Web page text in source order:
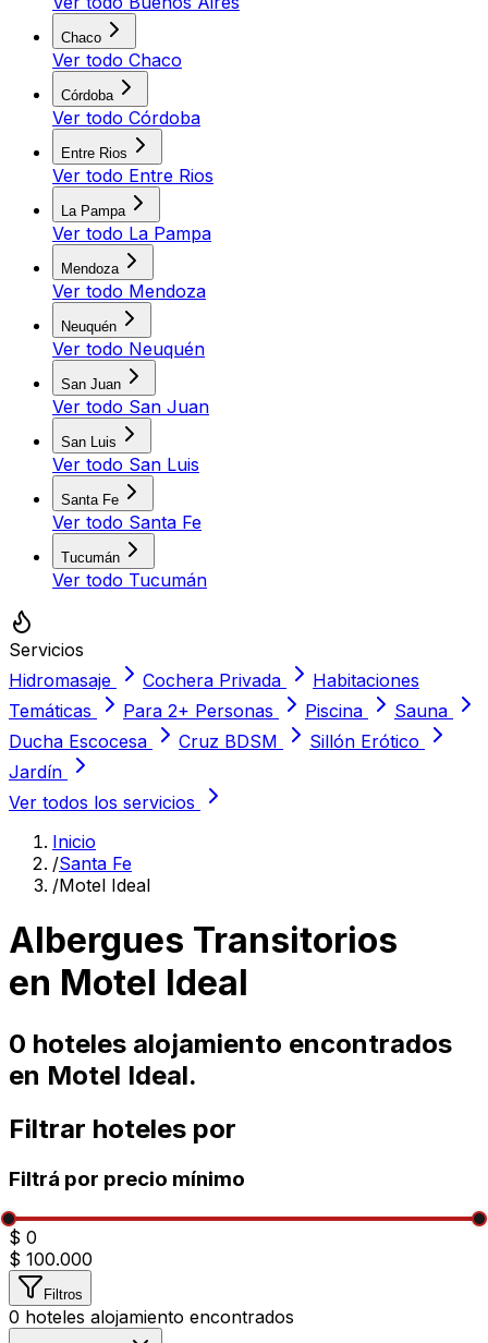
Chaco
Ver todo Chaco
Córdoba
Ver todo Córdoba
Entre Rios
Ver todo Entre Rios
La Pampa
Ver todo La Pampa
Mendoza
Ver todo Mendoza
Neuquén
Ver todo Neuquén
San Juan
Ver todo San Juan
San Luis
Ver todo San Luis
Santa Fe
Ver todo Santa Fe
Tucumán
Ver todo Tucumán
Servicios
Hidromasaje
Cochera Privada
Habitaciones
Temáticas
Para 2+ Personas Piscina
Sauna
Ducha Escocesa
Cruz BDSM
Sillón Erótico
Jardín
Ver todos los servicios
Inicio
/Santa Fe
/Motel Ideal
Albergues Transitorios
en Motel Ideal
0 hoteles alojamiento encontrados
en Motel Ideal.
Filtrar hoteles por
Filtrá por precio mínimo
$ 0
$ 100.000
Filtros
0 hoteles alojamiento encontrados